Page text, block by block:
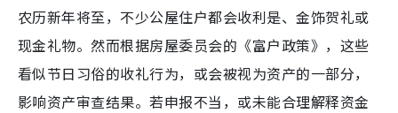
农历新年将至，不少公屋住户都会收利是、金饰贺礼或
现金礼物。然而根据房屋委员会的《富户政策》，这些
看似节日习俗的收礼行为，或会被视为资产的一部分，
影响资产审查结果。若申报不当，或未能合理解释资金